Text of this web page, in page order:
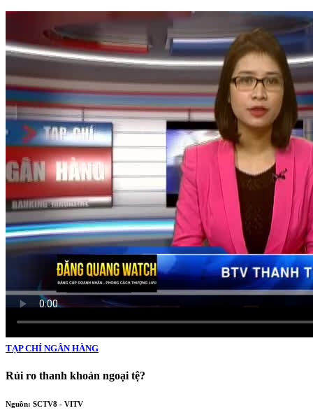
TẠP CHÍ NGÂN HÀNG
Rủi ro thanh khoản ngoại tệ?
Nguồn: SCTV8 - VITV